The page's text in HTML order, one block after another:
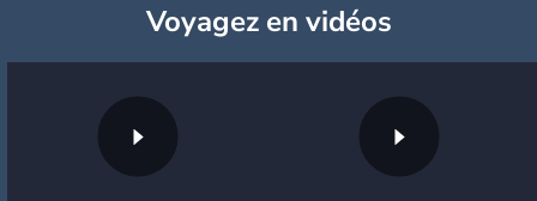
Voyagezen vidéos